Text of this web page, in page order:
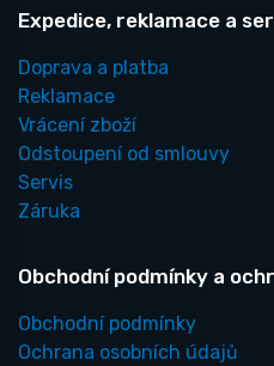
Expedice, reklamace a
Doprava a platba
Reklamace
Vrácení zboží
Odstoupení od smlouvy
Servis
Záruka
Obchodní podmínky a
Obchodní podmínky
Ochrana osobních údajů